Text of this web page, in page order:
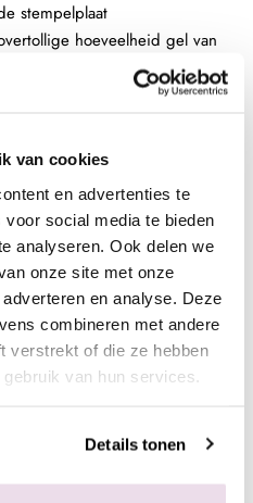
van cookies
en advertenties te
social media te bieden
analyseren. Ook delen we
onze site met onze
en analyse. Deze
combineren met andere
verstrekt of die ze hebben
van hun services.
Details tonen
stempelplaat
hoeveelheid gel van
of 2 min in de UV lamp
en hard deze uit,
naar wens
hard deze uit, 60 sec in de
stempelplaat
hoeveelheid gel van